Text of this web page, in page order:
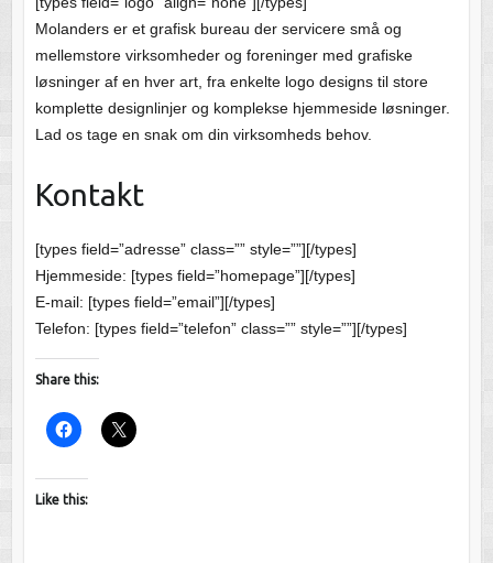
Molanders er et grafisk bureau der servicere små og
mellemstore virksomheder og foreninger med grafiske
løsninger af en hver art, fra enkelte logo designs til store
komplette designlinjer og komplekse hjemmeside løsninger.
Lad os tage en snak om din virksomheds behov.
Kontakt
[types field=”adresse” class=”” style=””][/types]
Hjemmeside: [types field=”homepage”][/types]
E-mail: [types field=”email”][/types]
Telefon: [types field=”telefon” class=”” style=””][/types]
Share this:
Like this: